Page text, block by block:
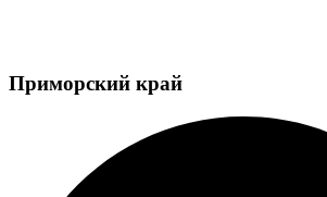
Приморский край